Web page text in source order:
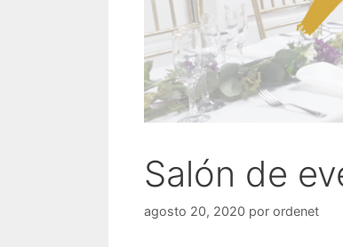
Salón de
agosto 20, 2020 por ordenet